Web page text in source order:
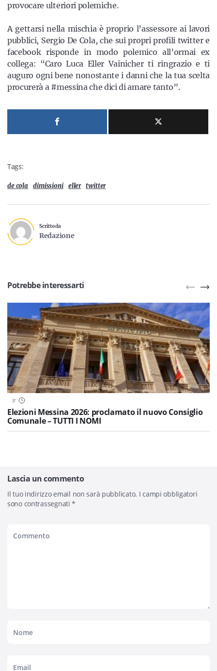
provocare ulteriori polemiche.
A gettarsi nella mischia è proprio l’assessore ai lavori
pubblici, Sergio De Cola, che sui propri profili twitter e
facebook risponde in modo polemico all’ormai ex
collega: “Caro Luca Eller Vainicher ti ringrazio e ti
auguro ogni bene nonostante i danni che la tua scelta
procurerà a #messina che dici di amare tanto”.
Tags:
de cola dimissioni eller twitter
Scritto da
Redazione
Potrebbe interessarti
3'
Elezioni Messina 2026: proclamato il nuovo Consiglio
Comunale – TUTTI I NOMI
Lascia un commento
Il tuo indirizzo email non sarà pubblicato. I campi obbligatori
sono contrassegnati*